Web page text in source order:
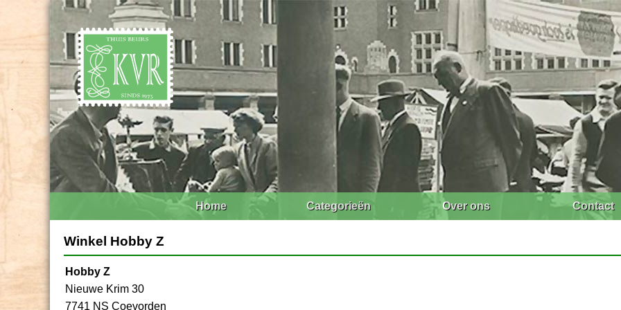
Home Categorieën Over ons Contact
Winkel Hobby Z
Hobby Z
Nieuwe Krim 30
7741 NS Coevorden